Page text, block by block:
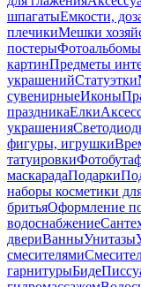
шпагатыЕмкости,
плечикиМешки
постерыФотоальбомы
картинПредметы
украшенийСтатуэтки
сувенирныеИконы
праздникаЕлки
украшения
фигуры, игрушки
татуировки
маскарадаПодарки
наборы косметики
бритьяОформление
водоснабжение
двериВанныУнитазы
смесителями
гарнитурыБиде